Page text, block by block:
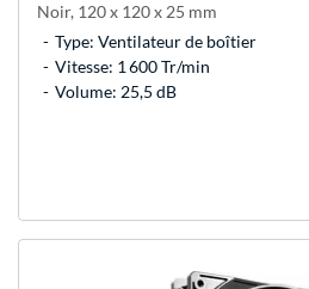
Noir, 120 x 120 x 25 mm
Type: Ventilateur de boîtier
Vitesse: 1 600 Tr/min
Volume: 25,5 dB